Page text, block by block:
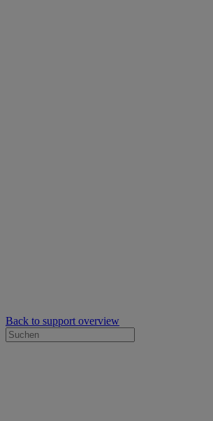
Back to support overview